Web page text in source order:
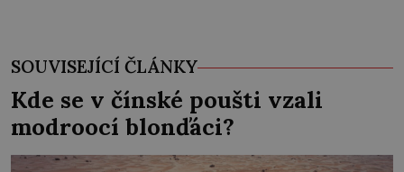
SOUVISEJÍCÍ ČLÁNKY
Kde se v čínské poušti vzali
modroocí blonďáci?